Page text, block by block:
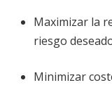
Maximizar la
riesgo
Minimizar